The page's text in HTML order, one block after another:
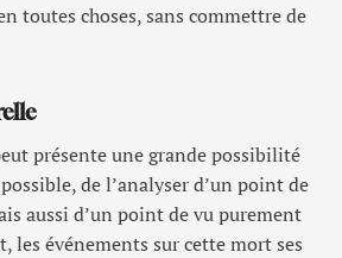
toutes choses, sans commettre de
présente une grande possibilité
de l’analyser d’un point de
aussi d’un point de vu purement
les événements sur cette mort ses